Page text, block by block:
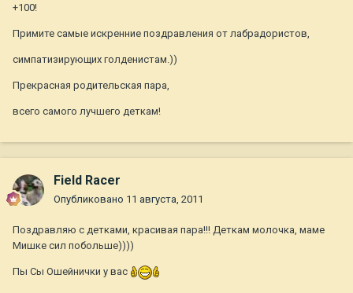
+100!
Примите самые искренние поздравления от лабрадористов,
симпатизирующих голденистам.))
Прекрасная родительская пара,
всего самого лучшего деткам!
Field Racer
Опубликовано 11 августа, 2011
Поздравляю с детками, красивая пара!!! Деткам молочка, маме
Мишке сил побольше))))
Пы Сы Ошейнички у вас